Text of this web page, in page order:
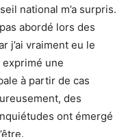
national m’a surpris.
abordé lors des
j’ai vraiment eu le
une
à partir de cas
des
ont émergé